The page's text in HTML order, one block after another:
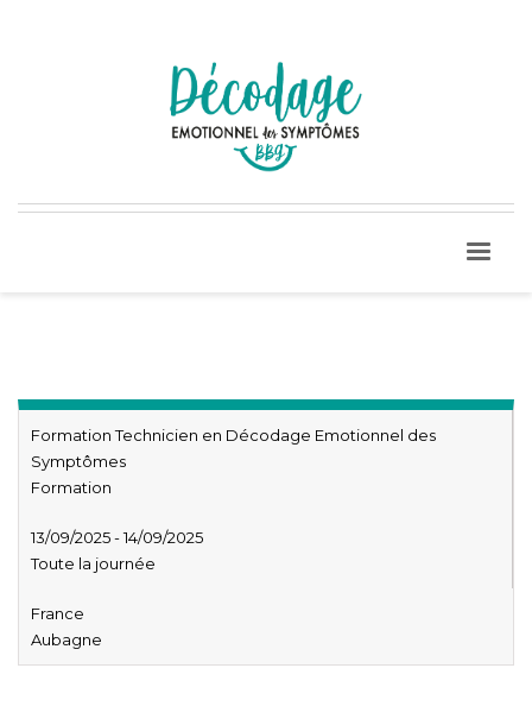
Formation Technicien en Décodage Emotionnel des
Symptômes
Formation
13/09/2025 - 14/09/2025
Toute la journée
France
Aubagne